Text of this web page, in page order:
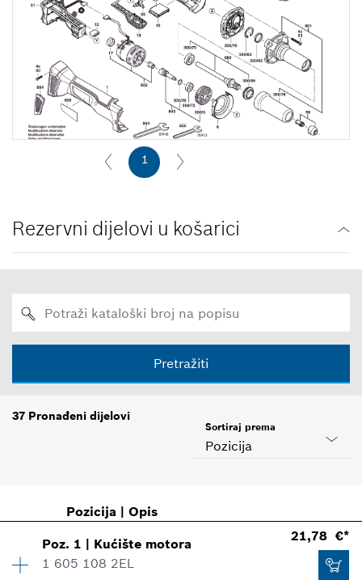
1
Rezervni dijelovi u košarici
Pretražiti
37 Pronađeni dijelovi
Pozicija
Sortiraj prema
Pozicija| Opis
Poz. 1 | Kućište motora
1 605 108 2EL
21,78 €*